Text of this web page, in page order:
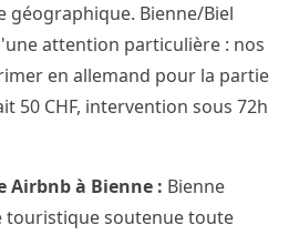
géographique. Bienne/Biel
attention particulière : nos
en allemand pour la partie
50 CHF, intervention sous 72h
Airbnb à Bienne : Bienne
touristique soutenue toute